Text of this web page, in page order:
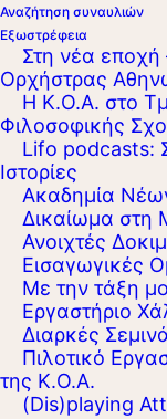
Αναζήτηση συναυλιών
Εξωστρέφεια
Στη νέα εποχή
Ορχήστρας
Η Κ.Ο.Α. στο
Φιλοσοφικής
Lifo podcasts:
Ιστορίες
Ακαδημία
Δικαίωμα στη
Ανοιχτές
Εισαγωγικές
Με την τάξη
Εργαστήριo
Διαρκές
Πιλοτικό
της Κ.Ο.Α.
(Dis)playing